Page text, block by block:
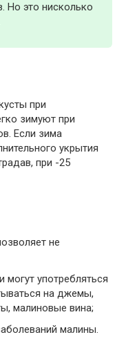
Но это нисколько
при
зимуют при
Если зима
укрытия
при -25
не
могут употребляться
на джемы,
малиновые вина;
малины.